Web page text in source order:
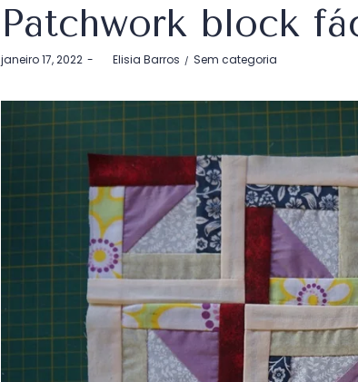
Patchwork block
Postado
janeiro 17, 2022 byElisia Barros
Postado
Sem categoria